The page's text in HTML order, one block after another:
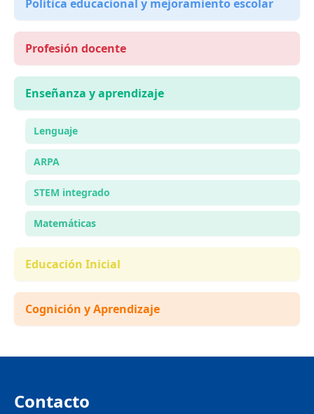
Política educacional y mejoramiento escolar
Profesión docente
Enseñanza y aprendizaje
Lenguaje
ARPA
STEM integrado
Matemáticas
Educación Inicial
Cognición y Aprendizaje
Contacto